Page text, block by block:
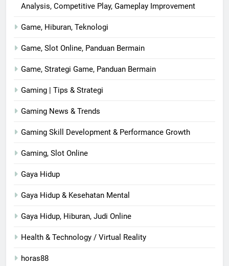
Analysis, Competitive Play, Gameplay Improvement
Game, Hiburan, Teknologi
Game, Slot Online, Panduan Bermain
Game, Strategi Game, Panduan Bermain
Gaming | Tips & Strategi
Gaming News & Trends
Gaming Skill Development & Performance Growth
Gaming, Slot Online
Gaya Hidup
Gaya Hidup & Kesehatan Mental
Gaya Hidup, Hiburan, Judi Online
Health & Technology / Virtual Reality
horas88